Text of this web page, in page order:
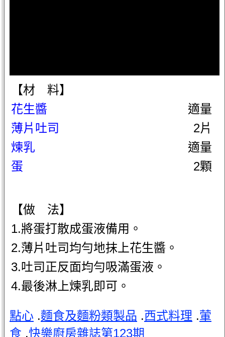
【材 料】
花生醬
適量
薄片吐司
2片
煉乳
適量
蛋
2顆
【做 法】
1.將蛋打散成蛋液備用。
2.薄片吐司均勻地抹上花生醬。
3.吐司正反面均勻吸滿蛋液。
4.最後淋上煉乳即可。
點心 .麵食及麵粉類製品 .西式料理 .葷
食 .快樂廚房雜誌第123期